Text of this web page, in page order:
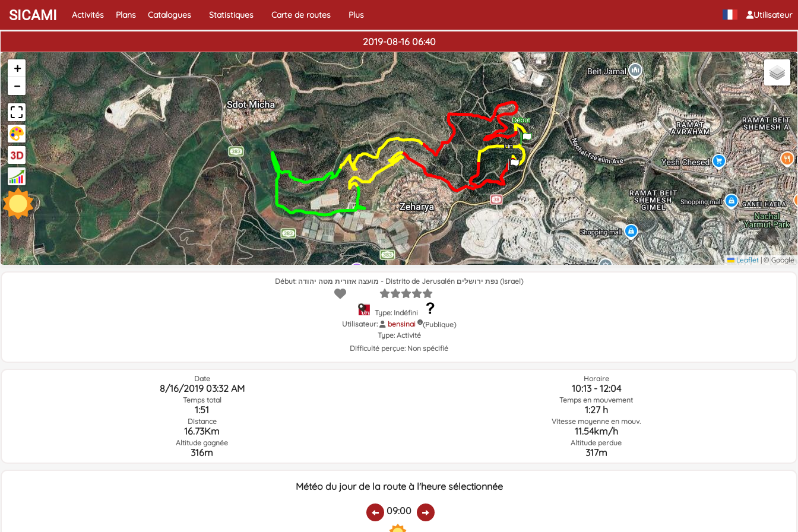
Utilisateur
SICAMI Activités Plans Catalogues Statistiques Carte de routes Plus
2019-08-16 06:40
Début
Fin
+
−
Leaflet | © Google
Début: מועצה אזורית מטה יהודה - Distrito de Jerusalén נפת ירושלים (Israel)
Type: Indéfini
Utilisateur:
bensinai
(Publique)
Type: Activité
Difficulté perçue: Non spécifié
Date
8/16/2019 03:32 AM
Temps total
1:51
Distance
16.73Km
Altitude gagnée
316m
Horaire
10:13 - 12:04
Temps en mouvement
1:27 h
Vitesse moyenne en mouv.
11.54km/h
Altitude perdue
317m
Météo du jour de la route à l'heure sélectionnée
09:00